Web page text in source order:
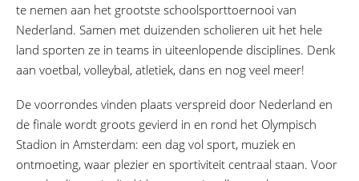
te nemen aan het grootste schoolsporttoernooi van
Nederland. Samen met duizenden scholieren uit het hele
land sporten ze in teams in uiteenlopende disciplines. Denk
aan voetbal, volleybal, atletiek, dans en nog veel meer!
De voorrondes vinden plaats verspreid door Nederland en
de finale wordt groots gevierd in en rond het Olympisch
Stadion in Amsterdam: een dag vol sport, muziek en
ontmoeting, waar plezier en sportiviteit centraal staan. Voor